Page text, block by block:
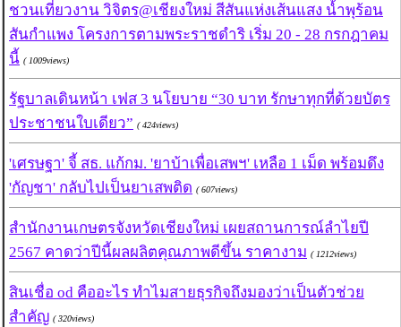
ชวนเที่ยวงาน วิจิตร@เชียงใหม่ สีสันแห่งเส้นแสง น้ำพุร้อน
สันกำแพง โครงการตามพระราชดำริ เริ่ม 20 - 28 กรกฎาคม
นี้ ( 1009views)
รัฐบาลเดินหน้า เฟส 3 นโยบาย “30 บาท รักษาทุกที่ด้วยบัตร
ประชาชนใบเดียว” ( 424views)
'เศรษฐา' จี้ สธ. แก้กม. 'ยาบ้าเพื่อเสพฯ' เหลือ 1 เม็ด พร้อมดึง
'กัญชา' กลับไปเป็นยาเสพติด ( 607views)
สำนักงานเกษตรจังหวัดเชียงใหม่ เผยสถานการณ์ลำไยปี
2567 คาดว่าปีนี้ผลผลิตคุณภาพดีขึ้น ราคางาม ( 1212views)
สินเชื่อ od คืออะไร ทำไมสายธุรกิจถึงมองว่าเป็นตัวช่วย
สำคัญ ( 320views)